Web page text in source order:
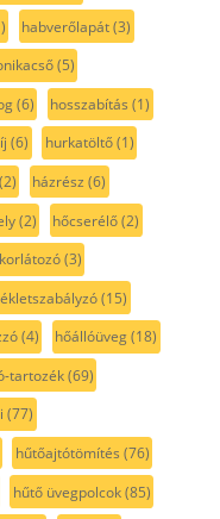
habverőlapát(3)
(5)
(6) hosszabítás (1)
(6) hurkatöltő(1)
házrész (6)
(2) hőcserélő(2)
(3)
(15)
(4) hőállóüveg(18)
tartozék(69)
(77)
hűtőajtótömítés (76)
hűtő üvegpolcok(85)